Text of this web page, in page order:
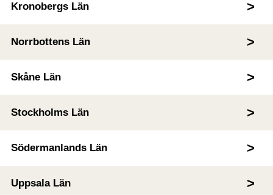
Kronobergs Län
Norrbottens Län
Skåne Län
Stockholms Län
Södermanlands Län
Uppsala Län